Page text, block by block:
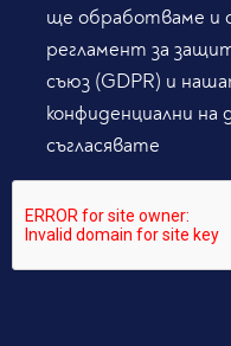
ще обработваме и
регламент за
съюз (GDPR) и
конфиденциални на
съгласявате